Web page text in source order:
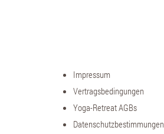
Impressum
Vertragsbedingungen
Yoga-Retreat AGBs
Datenschutzbestimmungen